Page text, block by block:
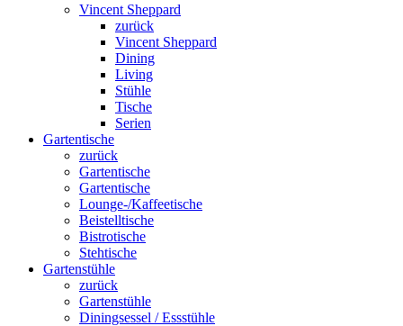
Vincent Sheppard
zurück
Vincent Sheppard
Dining
Living
Stühle
Tische
Serien
Gartentische
zurück
Gartentische
Gartentische
Lounge-/Kaffeetische
Beistelltische
Bistrotische
Stehtische
Gartenstühle
zurück
Gartenstühle
Diningsessel / Essstühle